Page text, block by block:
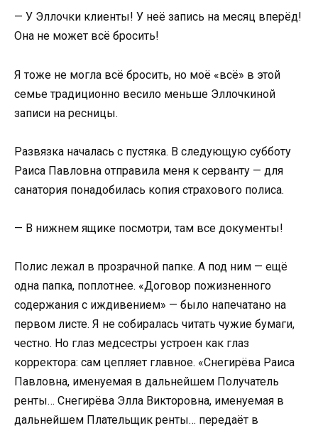
— У Эллочки клиенты! У неё запись на месяц вперёд!
Она не может всё бросить!
Я тоже не могла всё бросить, но моё «всё» в этой
семье традиционно весило меньше Эллочкиной
записи на ресницы.
Развязка началась с пустяка. В следующую субботу
Раиса Павловна отправила меня к серванту — для
санатория понадобилась копия страхового полиса.
— В нижнем ящике посмотри, там все документы!
Полис лежал в прозрачной папке. А под ним — ещё
одна папка, поплотнее. «Договор пожизненного
содержания с иждивением» — было напечатано на
первом листе. Я не собиралась читать чужие бумаги,
честно. Но глаз медсестры устроен как глаз
корректора: сам цепляет главное. «Снегирёва Раиса
Павловна, именуемая в дальнейшем Получатель
ренты… Снегирёва Элла Викторовна, именуемая в
дальнейшем Плательщик ренты… передаёт в